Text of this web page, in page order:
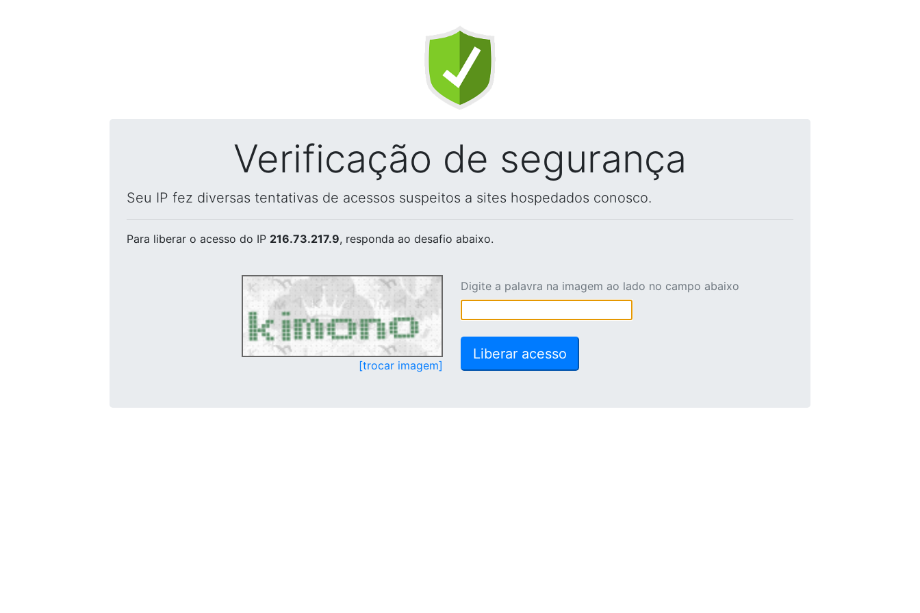
Verificação de segurança
Seu IP fez diversas tentativas de acessos suspeitos a sites hospedados conosco.
Para liberar o acesso do IP 216.73.217.9, responda ao desafio abaixo.
[trocar imagem]
Digite a palavra na imagem ao lado no campo abaixo